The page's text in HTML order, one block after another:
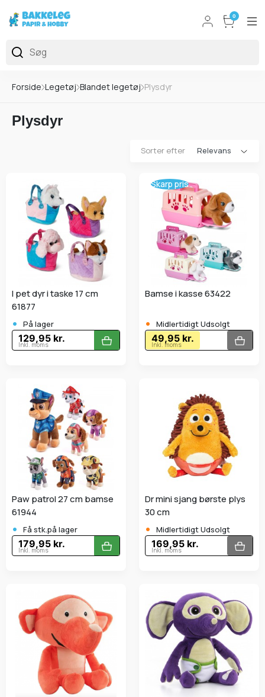
0
Forside Legetøj Blandet legetøj Plysdyr
Plysdyr
Sorter efter
I pet dyr i taske 17 cm
61877
• På lager
129,95 kr.
Inkl. moms
Skarp pris
Bamse i kasse 63422
• Midlertidigt Udsolgt
49,95 kr.
Inkl. moms
Paw patrol 27 cm bamse
61944
• Få stk.på lager
179,95 kr.
Inkl. moms
Dr mini sjang børste plys
30 cm
• Midlertidigt Udsolgt
169,95 kr.
Inkl. moms